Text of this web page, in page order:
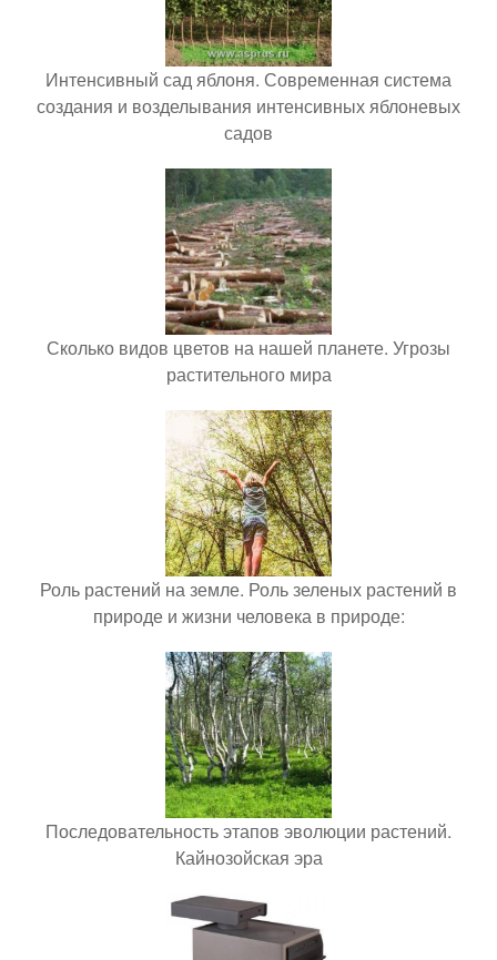
Интенсивный сад яблоня. Современная система
создания и возделывания интенсивных яблоневых
садов
Сколько видов цветов на нашей планете. Угрозы
растительного мира
Роль растений на земле. Роль зеленых растений в
природе и жизни человека в природе:
Последовательность этапов эволюции растений.
Кайнозойская эра